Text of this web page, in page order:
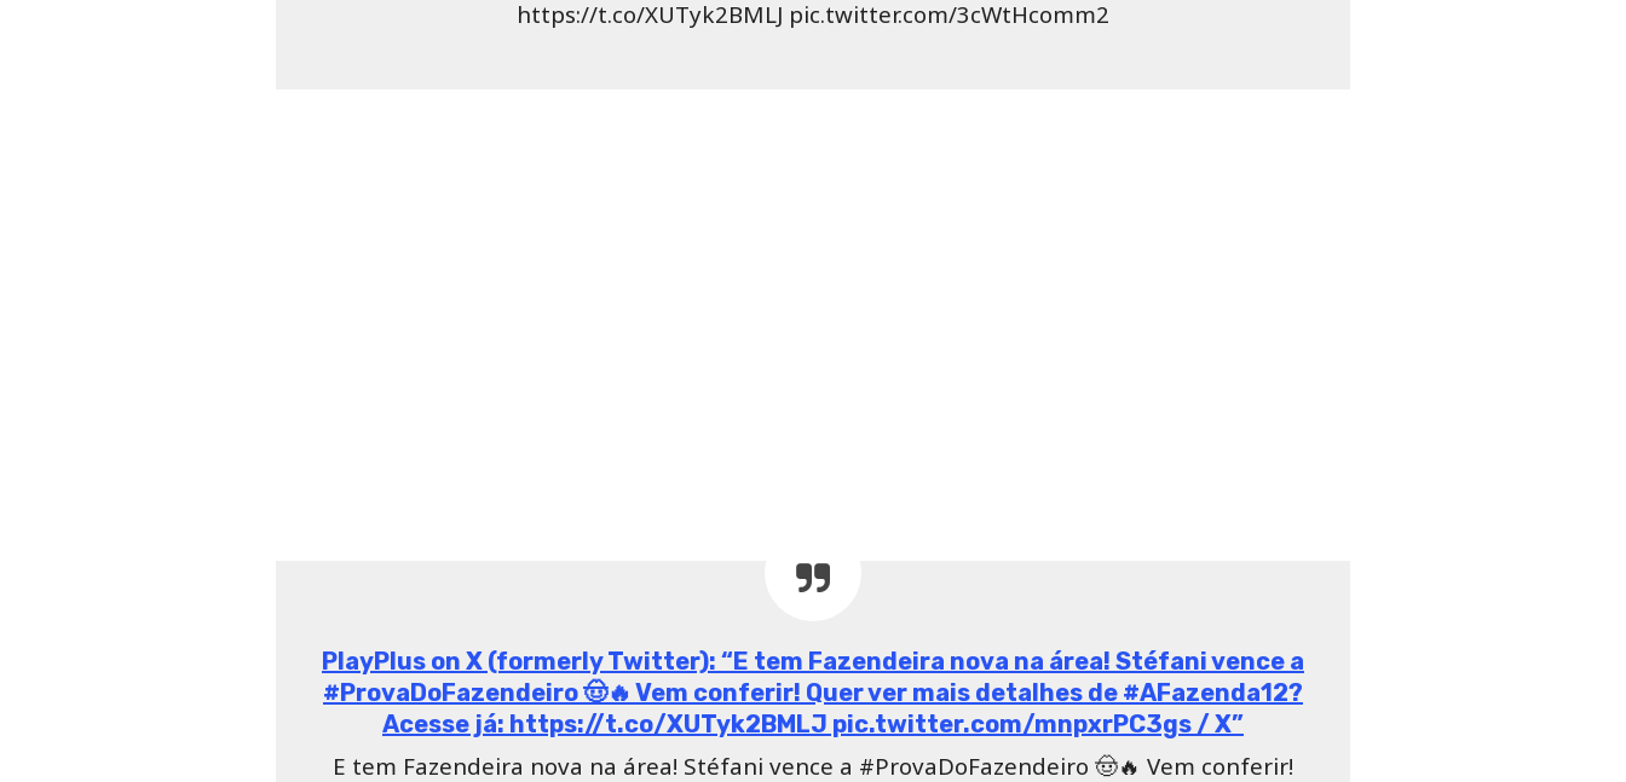
https://t.co/XUTyk2BMLJ pic.twitter.com/3cWtHcomm2
PlayPlus on X (formerly Twitter): “E tem Fazendeira nova na área! Stéfani vence a
#ProvaDoFazendeiro 🤠🔥 Vem conferir! Quer ver mais detalhes de #AFazenda12?
Acesse já: https://t.co/XUTyk2BMLJ pic.twitter.com/mnpxrPC3gs / X”
E tem Fazendeira nova na área! Stéfani vence a #ProvaDoFazendeiro 🤠🔥 Vem conferir!